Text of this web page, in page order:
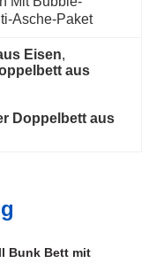
Asche-Paket
Eisen,
aus
Doppelbett aus
Bunk Bett mit